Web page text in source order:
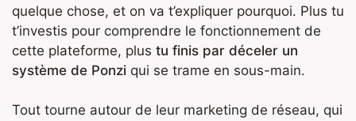
quelque chose, et on va t’expliquer pourquoi. Plus tu
t’investis pour comprendre le fonctionnement de
cette plateforme, plus tu finis par déceler un
système de Ponzi qui se trame en sous-main.
Tout tourne autour de leur marketing de réseau, qui